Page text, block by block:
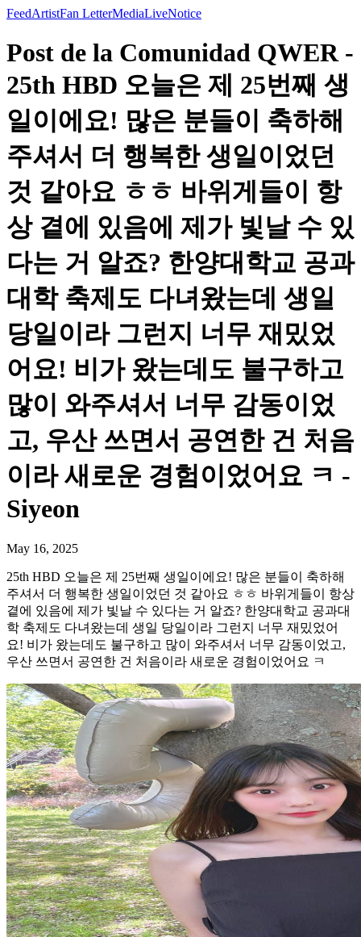
FeedArtistFan LetterMediaLiveNotice
Post de la Comunidad QWER -
25th HBD 오늘은 제 25번째 생
일이에요! 많은 분들이 축하해
주셔서 더 행복한 생일이었던
것 같아요 ㅎㅎ 바위게들이 항
상 곁에 있음에 제가 빛날 수 있
다는 거 알죠? 한양대학교 공과
대학 축제도 다녀왔는데 생일
당일이라 그런지 너무 재밌었
어요! 비가 왔는데도 불구하고
많이 와주셔서 너무 감동이었
고, 우산 쓰면서 공연한 건 처음
이라 새로운 경험이었어요 ㅋ -
Siyeon
May 16, 2025
25th HBD 오늘은 제 25번째 생일이에요! 많은 분들이 축하해
주셔서 더 행복한 생일이었던 것 같아요 ㅎㅎ 바위게들이 항상
곁에 있음에 제가 빛날 수 있다는 거 알죠? 한양대학교 공과대
학 축제도 다녀왔는데 생일 당일이라 그런지 너무 재밌었어
요! 비가 왔는데도 불구하고 많이 와주셔서 너무 감동이었고,
우산 쓰면서 공연한 건 처음이라 새로운 경험이었어요 ㅋ